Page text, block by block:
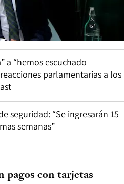
a “hemos escuchado
parlamentarias a los
seguridad: “Se ingresarán 15
semanas”
pagos con tarjetas